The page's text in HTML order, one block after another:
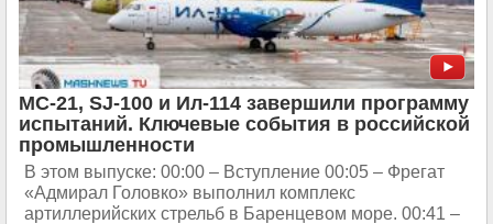
МС-21, SJ-100 и Ил-114 завершили программу
испытаний. Ключевые события в российской
промышленности
В этом выпуске: 00:00 – Вступление 00:05 – Фрегат
«Адмирал Головко» выполнил комплекс
артиллерийских стрельб в Баренцевом море. 00:41 –